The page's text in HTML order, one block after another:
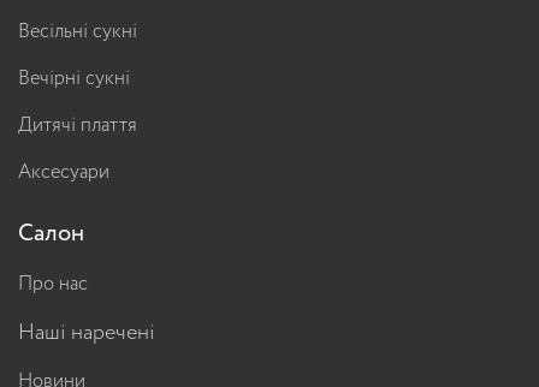
Весільні сукні
Вечірні сукні
Дитячі плаття
Аксесуари
Салон
Про нас
Наші наречені
Новини